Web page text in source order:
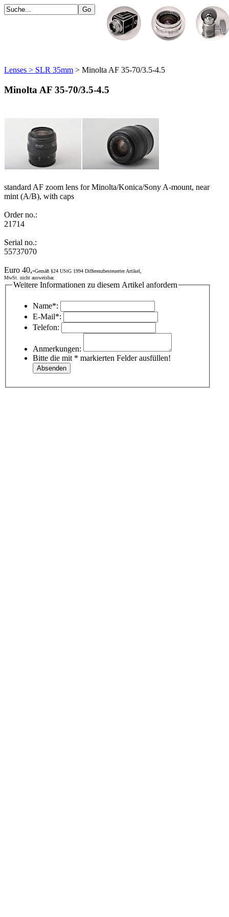
Lenses > SLR 35mm > Minolta AF 35-70/3.5-4.5
Minolta AF 35-70/3.5-4.5
standard AF zoom lens for Minolta/Konica/Sony A-mount, near
mint (A/B), with caps
Order no.:
21714
Serial no.:
55737070
Euro 40,-Gemäß §24 UStG 1994 Differenzbesteuerter Artikel,
MwSt. nicht ausweisbar.
Weitere Informationen zu diesem Artikel anfordern
Name*:
E-Mail*:
Telefon:
Anmerkungen:
Bitte die mit * markierten Felder ausfüllen!